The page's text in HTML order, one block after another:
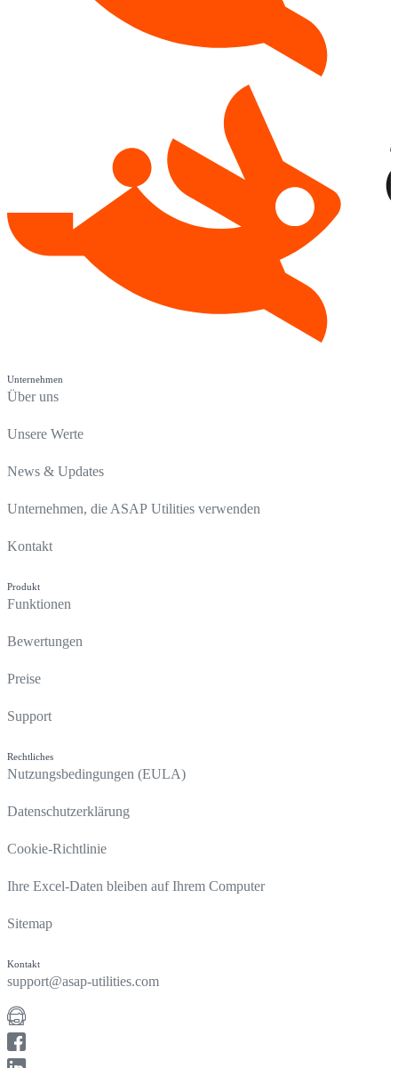
Unternehmen
Über uns
Unsere Werte
News & Updates
Unternehmen, die ASAP Utilities verwenden
Kontakt
Produkt
Funktionen
Bewertungen
Preise
Support
Rechtliches
Nutzungsbedingungen (EULA)
Datenschutzerklärung
Cookie-Richtlinie
Ihre Excel-Daten bleiben auf Ihrem Computer
Sitemap
Kontakt
support@asap-utilities.com